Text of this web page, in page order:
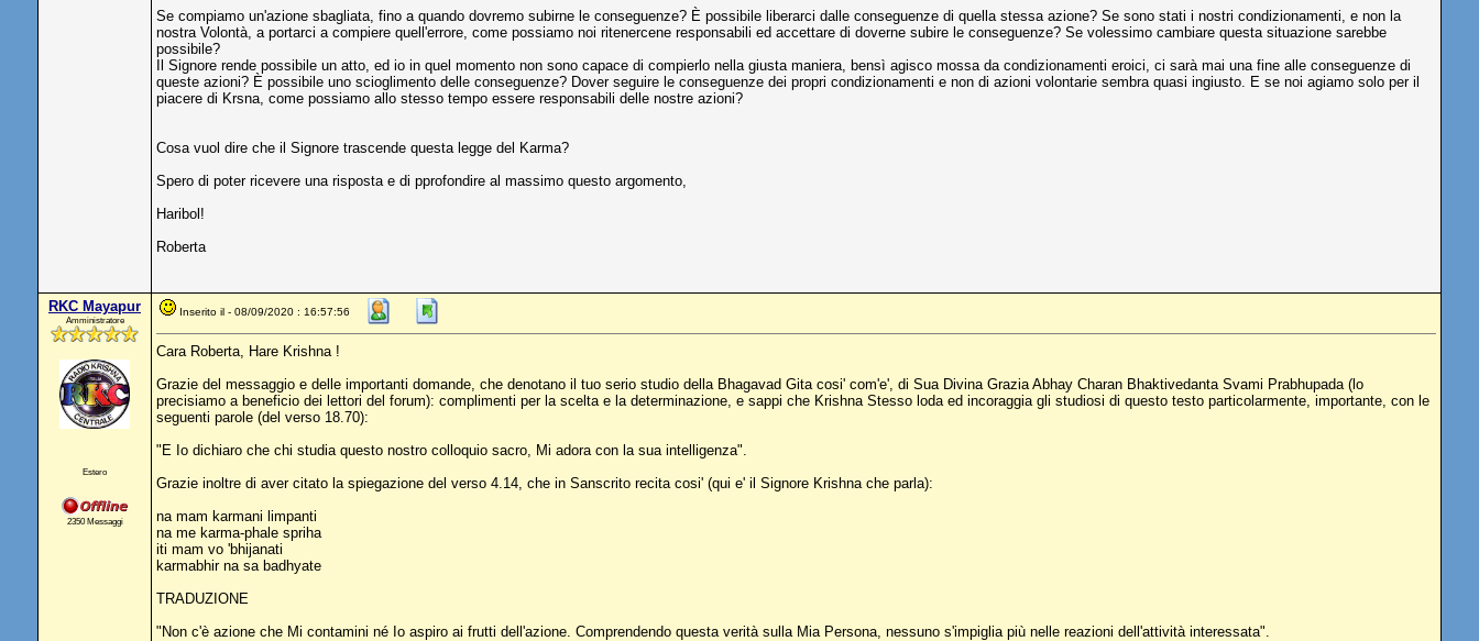
Se compiamo un'azione sbagliata, fino a quando dovremo subirne le conseguenze? È possibile liberarci dalle conseguenze di quella stessa azione? Se sono stati i nostri condizionamenti, e non la
nostra Volontà, a portarci a compiere quell'errore, come possiamo noi ritenercene responsabili ed accettare di doverne subire le conseguenze? Se volessimo cambiare questa situazione sarebbe
possibile?
Il Signore rende possibile un atto, ed io in quel momento non sono capace di compierlo nella giusta maniera, bensì agisco mossa da condizionamenti eroici, ci sarà mai una fine alle conseguenze di
queste azioni? È possibile uno scioglimento delle conseguenze? Dover seguire le conseguenze dei propri condizionamenti e non di azioni volontarie sembra quasi ingiusto. E se noi agiamo solo per il
piacere di Krsna, come possiamo allo stesso tempo essere responsabili delle nostre azioni?
Cosa vuol dire che il Signore trascende questa legge del Karma?
Spero di poter ricevere una risposta e di pprofondire al massimo questo argomento,
Haribol!
Roberta
RKC Mayapur
Amministratore
Estero
2350 Messaggi
Inserito il - 08/09/2020 : 16:57:56
Cara Roberta, Hare Krishna !
Grazie del messaggio e delle importanti domande, che denotano il tuo serio studio della Bhagavad Gita cosi' com'e', di Sua Divina Grazia Abhay Charan Bhaktivedanta Svami Prabhupada (lo
precisiamo a beneficio dei lettori del forum): complimenti per la scelta e la determinazione, e sappi che Krishna Stesso loda ed incoraggia gli studiosi di questo testo particolarmente, importante, con le
seguenti parole (del verso 18.70):
"E Io dichiaro che chi studia questo nostro colloquio sacro, Mi adora con la sua intelligenza".
Grazie inoltre di aver citato la spiegazione del verso 4.14, che in Sanscrito recita cosi' (qui e' il Signore Krishna che parla):
na mam karmani limpanti
na me karma-phale spriha
iti mam vo 'bhijanati
karmabhir na sa badhyate
TRADUZIONE
"Non c'è azione che Mi contamini né Io aspiro ai frutti dell'azione. Comprendendo questa verità sulla Mia Persona, nessuno s'impiglia più nelle reazioni dell'attività interessata".